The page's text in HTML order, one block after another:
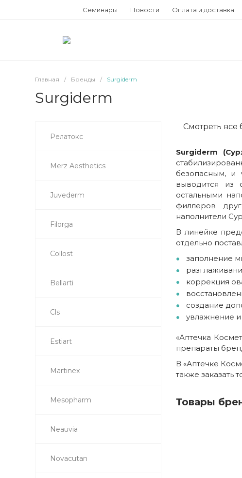
Семинары Новости Оплата и доставка
Главная / Бренды / Surgiderm
Surgiderm
Релатокс
Merz Aesthetics
Juvederm
Filorga
Collost
Bellarti
Cls
Estiart
Martinex
Mesopharm
Neauvia
Novacutan
Смотреть все
Surgiderm
безопасным, и
выводится из
остальными
филлеров
наполнители
В линейке
отдельно
заполнение
коррекция
создание
увлажнение
«Аптечка
препараты
В «Аптечке
также заказать
Товары